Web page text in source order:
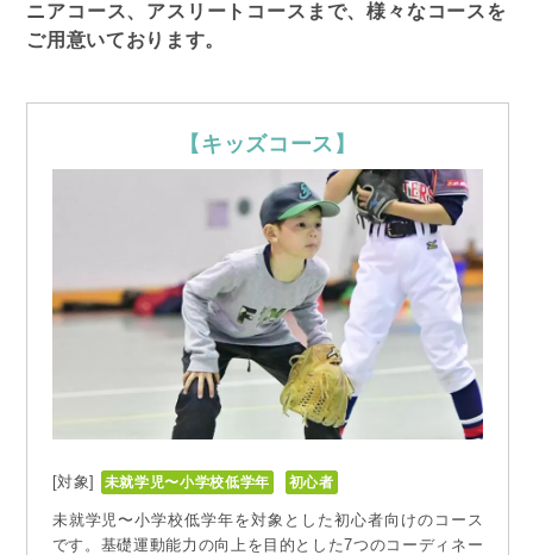
ニアコース、 アスリートコースまで、様々なコースを
ご用意いております。
【キッズコース】
[対象] 未就学児〜小学校低学年 初心者
未就学児〜小学校低学年を対象とした初心者向けのコース
です。基礎運動能力の向上を目的とした7つのコーディネー